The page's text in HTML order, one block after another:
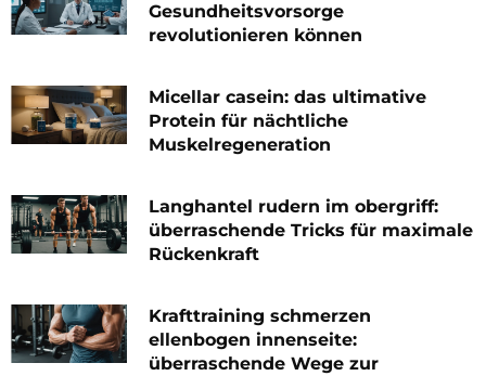
Gesundheitsvorsorge
revolutionieren können
Micellar casein: das ultimative
Protein für nächtliche
Muskelregeneration
Langhantel rudern im obergriff:
überraschende Tricks für maximale
Rückenkraft
Krafttraining schmerzen
ellenbogen innenseite:
überraschende Wege zur